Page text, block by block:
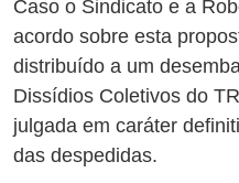
Caso o Sindicato e a
acordo sobre esta
distribuído a um
Dissídios Coletivos do
julgada em caráter
das despedidas.